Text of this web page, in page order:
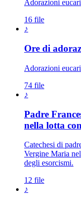
Adorazioni
16 file
♪
Ore di
Adorazioni
74 file
♪
Padre
nella lotta
Catechesi di
Vergine Maria
degli esorcismi.
12 file
♪